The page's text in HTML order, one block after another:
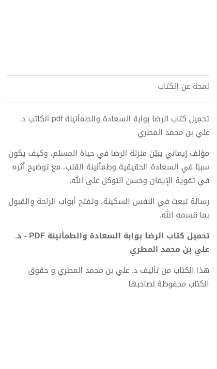
لمحة عن الكتاب
تحميل كتاب الرضا بوابة السعادة والطمأنينة pdf الكاتب د.
علي بن محمد المطري
مؤلف إيماني يبيّن منزلة الرضا في حياة المسلم، وكيف يكون
سببًا في السعادة الحقيقية وطمأنينة القلب، مع توضيح أثره
في تقوية الإيمان وحسن التوكل على الله.
رسالة تبعث في النفس السكينة، وتفتح أبواب الراحة والقبول
بما قسمه الله.
تحميل كتاب الرضا بوابة السعادة والطمأنينة PDF - د.
علي بن محمد المطري
هذا الكتاب من تأليف د. علي بن محمد المطري و حقوق
الكتاب محفوظة لصاحبها